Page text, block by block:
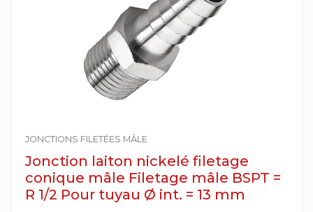
JONCTIONS FILETÉES MÂLE
Jonction laiton nickelé filetage
conique mâle Filetage mâle BSPT =
R 1/2 Pour tuyau Ø int. = 13 mm